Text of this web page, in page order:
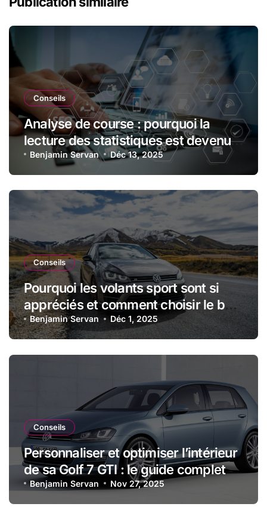
Conseils
Analyse de course : pourquoi la
lecture des statistiques est devenue
essentielle en sport automobile
Benjamin Servan Déc 13, 2025
Conseils
Pourquoi les volants sport sont si
appréciés et comment choisir le bon
modèle
Benjamin Servan Déc 1, 2025
Conseils
Personnaliser et optimiser l’intérieur
de sa Golf 7 GTI : le guide complet
Benjamin Servan Nov 27, 2025